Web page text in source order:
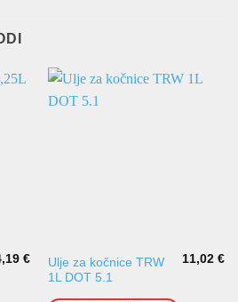
€
Ulje za kočnice TRW
1L DOT 5.1
11,02€